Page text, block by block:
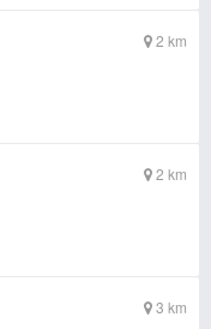
2 km
2 km
3 km